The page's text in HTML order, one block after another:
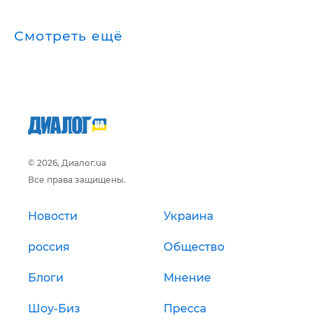
Смотреть ещё
© 2026, Диалог.ua
Все права защищены.
Новости Украина
россия Общество
Блоги Мнение
Шоу-Биз Пресса